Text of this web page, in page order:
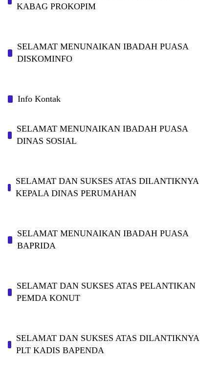
KABAG PROKOPIM
SELAMAT MENUNAIKAN IBADAH PUASA
DISKOMINFO
Info Kontak
SELAMAT MENUNAIKAN IBADAH PUASA
DINAS SOSIAL
SELAMAT DAN SUKSES ATAS DILANTIKNYA
KEPALA DINAS PERUMAHAN
SELAMAT MENUNAIKAN IBADAH PUASA
BAPRIDA
SELAMAT DAN SUKSES ATAS PELANTIKAN
PEMDA KONUT
SELAMAT DAN SUKSES ATAS DILANTIKNYA
PLT KADIS BAPENDA